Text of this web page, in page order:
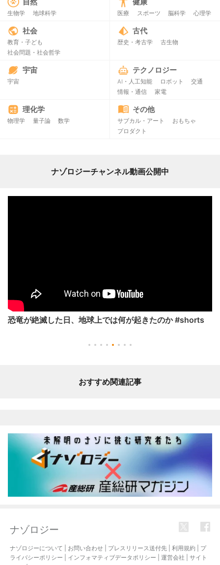
生物学 地球科学 医療 スポーツ 脳科学 心理学
社会
教育・子ども
社会問題・社会哲学
古代
歴史・考古学 古生物
宇宙
宇宙
テクノロジー
AI・人工知能 ロボット
交通
情報・通信
家電
理化学
物理学 量子論 数学
その他
サブカル・アート
おもちゃ
プロダクト
ナゾロジーチャンネル動画公開中
恐竜が絶滅した日、地球上では何が起きたのか #shorts
おすすめ関連記事
ナゾロジー
ナゾロジーについて お問い合わせ プレスリリース送付先 利用規約
プ
ライバシーポリシー
インフォマティブデータポリシー 運営会社
サイト